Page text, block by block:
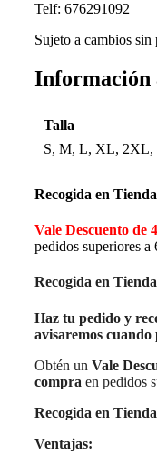
Telf: 676291092
Sujeto a cambios
Información
Talla
S, M, L, XL, 2XL,
Recogida en Tienda
Vale Descuento de
pedidos superiores a
Recogida en Tienda
Haz tu pedido y
avisaremos
Obtén un Vale
compra en pedidos
Recogida en
Ventajas: